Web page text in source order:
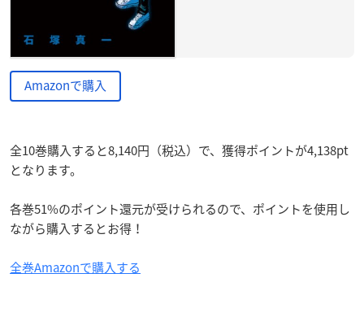
Amazonで購入
全10巻購入すると8,140円（税込）で、獲得ポイントが4,138pt
となります。
各巻51%のポイント還元が受けられるので、ポイントを使用し
ながら購入するとお得！
全巻Amazonで購入する